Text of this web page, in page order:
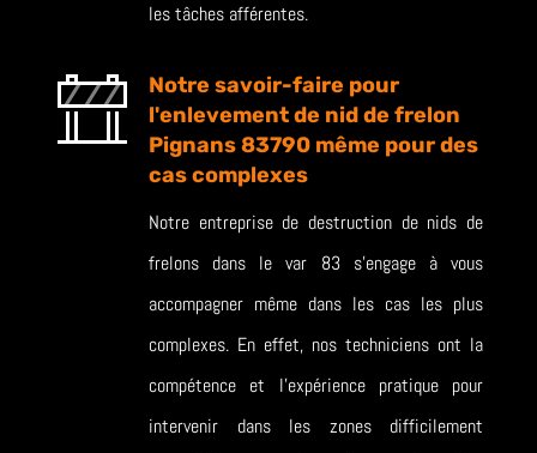
les tâches afférentes.
Notre savoir-faire pour
l'enlevement de nid de frelon
Pignans 83790 même pour des
cas complexes
Notre entreprise de destruction de nids de
frelons dans le var 83 s’engage à vous
accompagner même dans les cas les plus
complexes. En effet, nos techniciens ont la
compétence et l’expérience pratique pour
intervenir dans les zones difficilement